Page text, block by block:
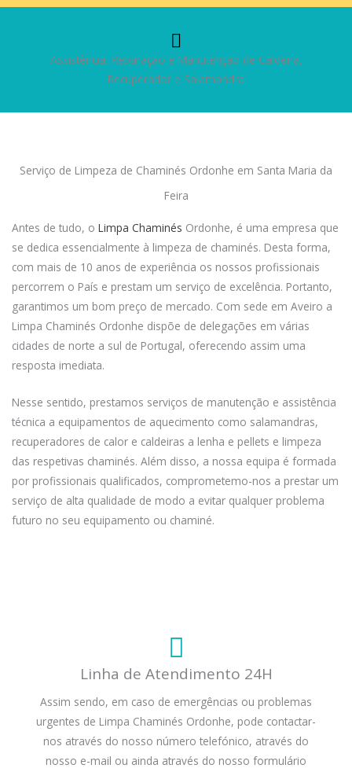
Assistência, Reparação e Manutenção de Caldeira,
Recuperador e Salamandra
Serviço de Limpeza de Chaminés Ordonhe em Santa Maria da
Feira
Antes de tudo, o Limpa Chaminés Ordonhe, é uma empresa que
se dedica essencialmente à limpeza de chaminés. Desta forma,
com mais de 10 anos de experiência os nossos profissionais
percorrem o País e prestam um serviço de excelência. Portanto,
garantimos um bom preço de mercado. Com sede em Aveiro a
Limpa Chaminés Ordonhe dispõe de delegações em várias
cidades de norte a sul de Portugal, oferecendo assim uma
resposta imediata.
Nesse sentido, prestamos serviços de manutenção e assistência
técnica a equipamentos de aquecimento como salamandras,
recuperadores de calor e caldeiras a lenha e pellets e limpeza
das respetivas chaminés. Além disso, a nossa equipa é formada
por profissionais qualificados, comprometemo-nos a prestar um
serviço de alta qualidade de modo a evitar qualquer problema
futuro no seu equipamento ou chaminé.
Linha de Atendimento 24H
Assim sendo, em caso de emergências ou problemas
urgentes de Limpa Chaminés Ordonhe, pode contactar-
nos através do nosso número telefónico, através do
nosso e-mail ou ainda através do nosso formulário